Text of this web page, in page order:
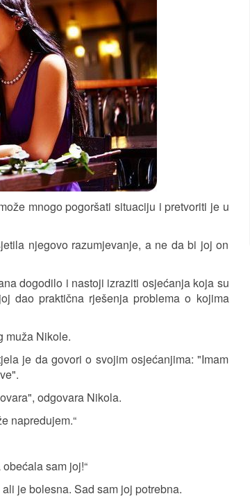
mnogo pogoršati situaciju i pretvoriti je u
njegovo razumjevanje, a ne da bi joj on
dogodilo i nastoji izraziti osjećanja koja su
dao praktična rješenja problema o kojima
muža Nikole.
je da govori o svojim osjećanjima: "Imam
odgovara Nikola.
napredujem.“
sam joj!“
je bolesna. Sad sam joj potrebna.